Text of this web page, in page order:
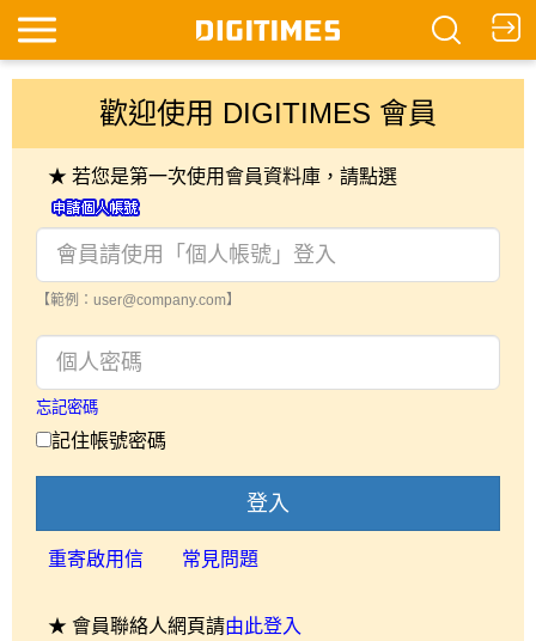
歡迎使用 DIGITIMES 會員
★ 若您是第一次使用會員資料庫，請點選
【範例：user@company.com】
忘記密碼
記住帳號密碼
登入
重寄啟用信 常見問題
★ 會員聯絡人網頁請由此登入